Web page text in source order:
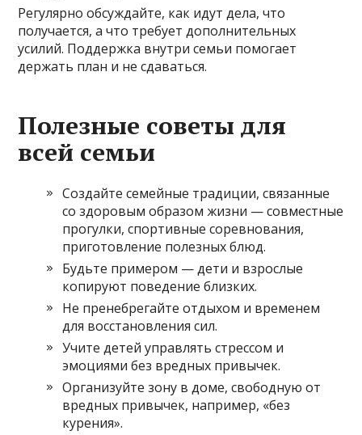
Регулярно обсуждайте, как идут дела, что
получается, а что требует дополнительных
усилий. Поддержка внутри семьи помогает
держать план и не сдаваться.
Полезные советы для
всей семьи
Создайте семейные традиции, связанные
со здоровым образом жизни — совместные
прогулки, спортивные соревнования,
приготовление полезных блюд.
Будьте примером — дети и взрослые
копируют поведение близких.
Не пренебрегайте отдыхом и временем
для восстановления сил.
Учите детей управлять стрессом и
эмоциями без вредных привычек.
Организуйте зону в доме, свободную от
вредных привычек, например, «без
курения».